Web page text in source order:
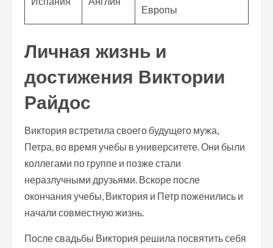
Европы
Личная жизнь и
достижения Виктории
Райдос
Виктория встретила своего будущего мужа,
Петра, во время учебы в университете. Они были
коллегами по группе и позже стали
неразлучными друзьями. Вскоре после
окончания учебы, Виктория и Петр поженились и
начали совместную жизнь.
После свадьбы Виктория решила посвятить себя